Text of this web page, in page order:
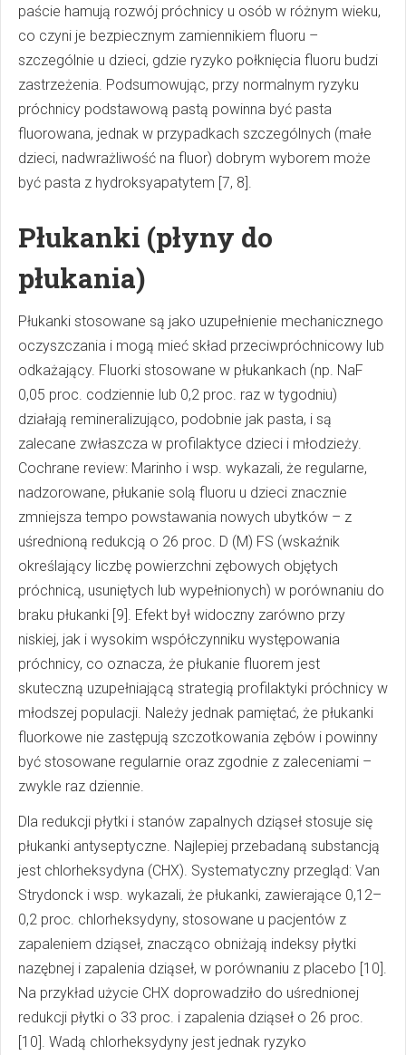
paście hamują rozwój próchnicy u osób w różnym wieku,
co czyni je bezpiecznym zamiennikiem fluoru –
szczególnie u dzieci, gdzie ryzyko połknięcia fluoru budzi
zastrzeżenia. Podsumowując, przy normalnym ryzyku
próchnicy podstawową pastą powinna być pasta
fluorowana, jednak w przypadkach szczególnych (małe
dzieci, nadwrażliwość na fluor) dobrym wyborem może
być pasta z hydroksyapatytem [7, 8].
Płukanki (płyny do
płukania)
Płukanki stosowane są jako uzupełnienie mechanicznego
oczyszczania i mogą mieć skład przeciwpróchnicowy lub
odkażający. Fluorki stosowane w płukankach (np. NaF
0,05 proc. codziennie lub 0,2 proc. raz w tygodniu)
działają remineralizująco, podobnie jak pasta, i są
zalecane zwłaszcza w profilaktyce dzieci i młodzieży.
Cochrane review: Marinho i wsp. wykazali, że regularne,
nadzorowane, płukanie solą fluoru u dzieci znacznie
zmniejsza tempo powstawania nowych ubytków – z
uśrednioną redukcją o 26 proc. D (M) FS (wskaźnik
określający liczbę powierzchni zębowych objętych
próchnicą, usuniętych lub wypełnionych) w porównaniu do
braku płukanki [9]. Efekt był widoczny zarówno przy
niskiej, jak i wysokim współczynniku występowania
próchnicy, co oznacza, że płukanie fluorem jest
skuteczną uzupełniającą strategią profilaktyki próchnicy w
młodszej populacji. Należy jednak pamiętać, że płukanki
fluorkowe nie zastępują szczotkowania zębów i powinny
być stosowane regularnie oraz zgodnie z zaleceniami –
zwykle raz dziennie.
Dla redukcji płytki i stanów zapalnych dziąseł stosuje się
płukanki antyseptyczne. Najlepiej przebadaną substancją
jest chlorheksydyna (CHX). Systematyczny przegląd: Van
Strydonck i wsp. wykazali, że płukanki, zawierające 0,12–
0,2 proc. chlorheksydyny, stosowane u pacjentów z
zapaleniem dziąseł, znacząco obniżają indeksy płytki
nazębnej i zapalenia dziąseł, w porównaniu z placebo [10].
Na przykład użycie CHX doprowadziło do uśrednionej
redukcji płytki o 33 proc. i zapalenia dziąseł o 26 proc.
[10]. Wadą chlorheksydyny jest jednak ryzyko